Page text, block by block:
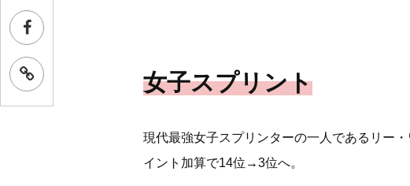
女子スプリント
現代最強女子スプリンターの一人であるリー
イント加算で14位→3位へ。